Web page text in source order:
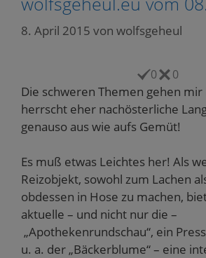
8. April 2015 von wolfsgeheul
0 0
Die schweren Themen gehen mir
herrscht eher nachösterliche
genauso aus wie aufs Gemüt!
Es muß etwas Leichtes her! Als
Reizobjekt, sowohl zum Lachen
obdessen in Hose zu machen,
aktuelle – und nicht nur die –
„Apothekenrundschau“, ein
u. a. der „Bäckerblume“ – eine